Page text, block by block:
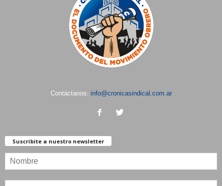
Contáctanos: info@cronicasindical.com.ar
Suscribite a nuestro newsletter